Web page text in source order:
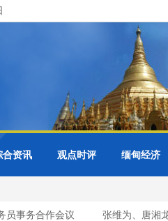
合资讯 观点时评 缅甸经济
事务合作会议 张维为、唐湘龙